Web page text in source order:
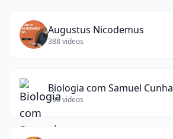
Augustus Nicodemus
388videos
Biologia com Samuel Cunha
196videos